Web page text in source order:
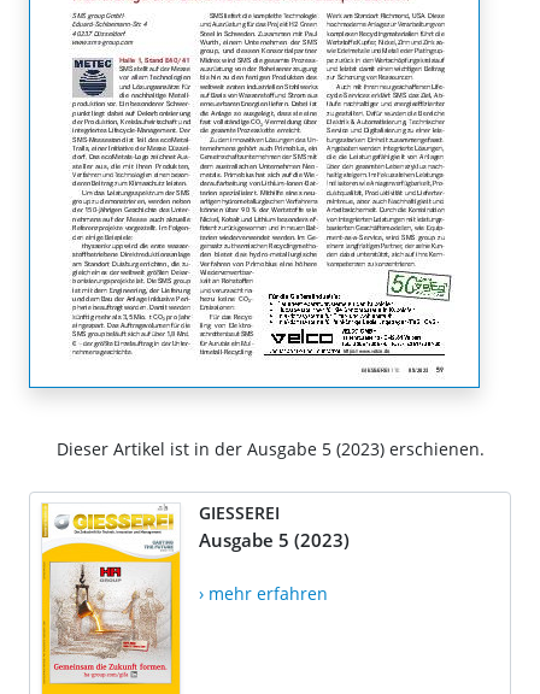
Dieser Artikel ist in der Ausgabe 5 (2023) erschienen.
GIESSEREI
Ausgabe 5 (2023)
› mehr erfahren